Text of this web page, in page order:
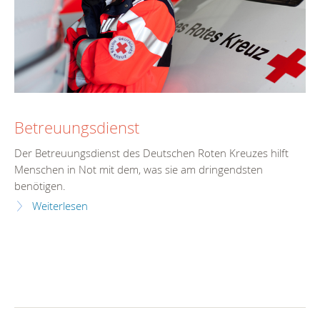
Betreuungsdienst
Der Betreuungsdienst des Deutschen Roten Kreuzes hilft
Menschen in Not mit dem, was sie am dringendsten
benötigen.
Weiterlesen